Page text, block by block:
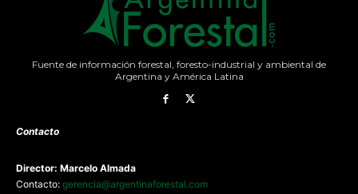
Fuente de información forestal, foresto-industrial y ambiental de
Argentina y América Latina
Contacto
Director: Marcelo Almada
Contacto: gerencia@argentinaforestal.com